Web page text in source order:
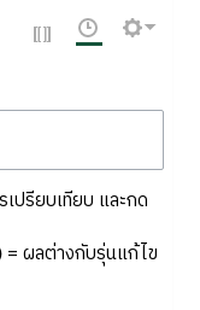
ปรียบเทียบ และกด
= ผลต่างกับรุ่นแก้ไข